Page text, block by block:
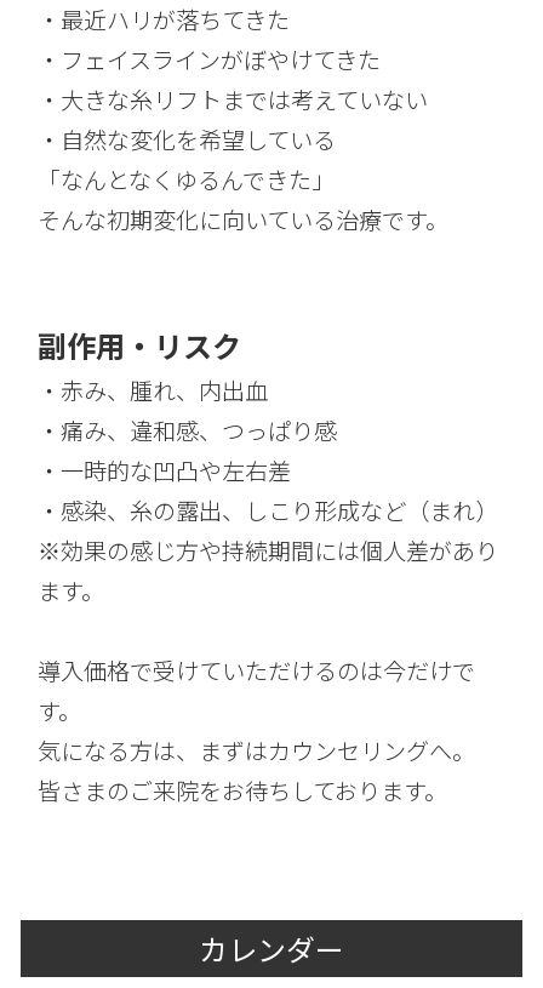
・最近ハリが落ちてきた
・フェイスラインがぼやけてきた
・大きな糸リフトまでは考えていない
・自然な変化を希望している
「なんとなくゆるんできた」
そんな初期変化に向いている治療です。
副作用・リスク
・赤み、腫れ、内出血
・痛み、違和感、つっぱり感
・一時的な凹凸や左右差
・感染、糸の露出、しこり形成など（まれ）
※効果の感じ方や持続期間には個人差があり
ます。
導入価格で受けていただけるのは今だけで
す。
気になる方は、まずはカウンセリングへ。
皆さまのご来院をお待ちしております。
カレンダー